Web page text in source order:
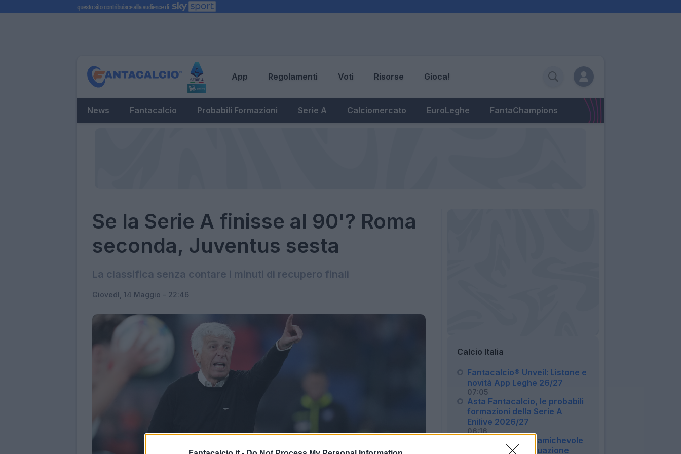
App Regolamenti Voti Risorse Gioca!
News Fantacalcio Probabili Formazioni Serie A Calciomercato EuroLeghe FantaChampions
Se la Serie A finisse al 90'? Roma
seconda, Juventus sesta
La classifica senza contare i minuti di recupero finali
Giovedì, 14 Maggio - 22:46
Calcio Italia
Fantacalcio® Unveil: Listone e
novità App Leghe 26/27
07:05
Asta Fantacalcio, le probabili
formazioni della Serie A
Enilive 2026/27
06:16
Milan, Gila salta l'amichevole
col Chelsea: la situazione